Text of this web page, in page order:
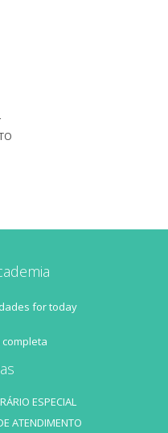
for today
ESPECIAL
ATENDIMENTO